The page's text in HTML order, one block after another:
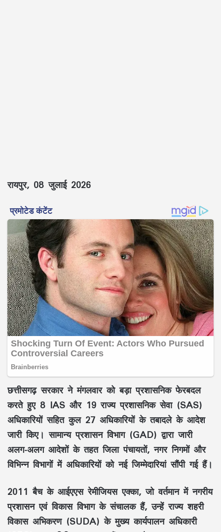
रायपुर, 08 जुलाई 2026
छत्तीसगढ़ सरकारने मंगलवार को बड़ाप्रशासनिक फेरबदल
करते हुए 8 IAS और 19 राज्य प्रशासनिक सेवा (SAS)
अधिकारियों सहित कुल 27 अधिकारियोंके तबादले के आदेश
जारी किए।सामान्य प्रशासन विभाग (GAD) द्वारा जारी
अलग-अलग आदेशों के तहत जिला पंचायतों, नगर निगमों और
विभिन्न विभागों में अधिकारियों को नई जिम्मेदारियां सौंपी गई हैं।
2011 बैचकेआईएएस रेमीजियस एक्का, जो वर्तमान मेंनगरीय
प्रशासन एवं विकास विभागके संचालक हैं, उन्हेंराज्य शहरी
विकास अभिकरण (SUDA) केमुख्य कार्यपालन अधिकारी